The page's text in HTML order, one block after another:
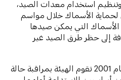
وتنظيم استخدام معدات الصيد،
الأسماك خلال مواسم
التي يمكن صيدها
إلى حظر طرق الصيد غير
وأشار سعادتها إلى أنه "ومنذ عام 2001 تقوم الهيئة بمراقبة حالة